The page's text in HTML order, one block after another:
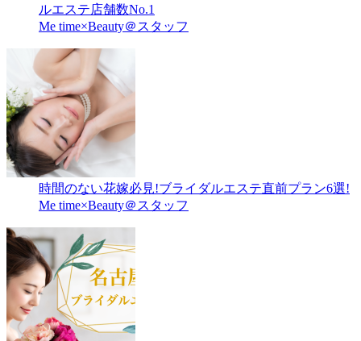
ルエステ店舗数No.1
Me time×Beauty＠スタッフ
時間のない花嫁必見!ブライダルエステ直前プラン6選!
Me time×Beauty＠スタッフ